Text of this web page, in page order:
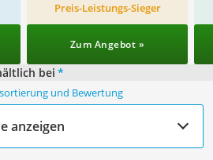
Preis-Leistungs-Sieger
Zum Angebot »
bei *
und Bewertung
anzeigen